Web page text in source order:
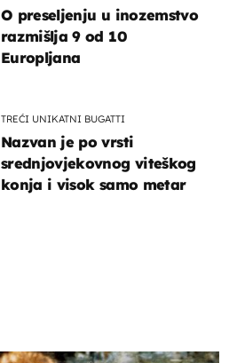
O preseljenju u inozemstvo
razmišlja 9 od 10
Europljana
TREĆI UNIKATNI BUGATTI
Nazvan je po vrsti
srednjovjekovnog viteškog
konja i visok samo metar